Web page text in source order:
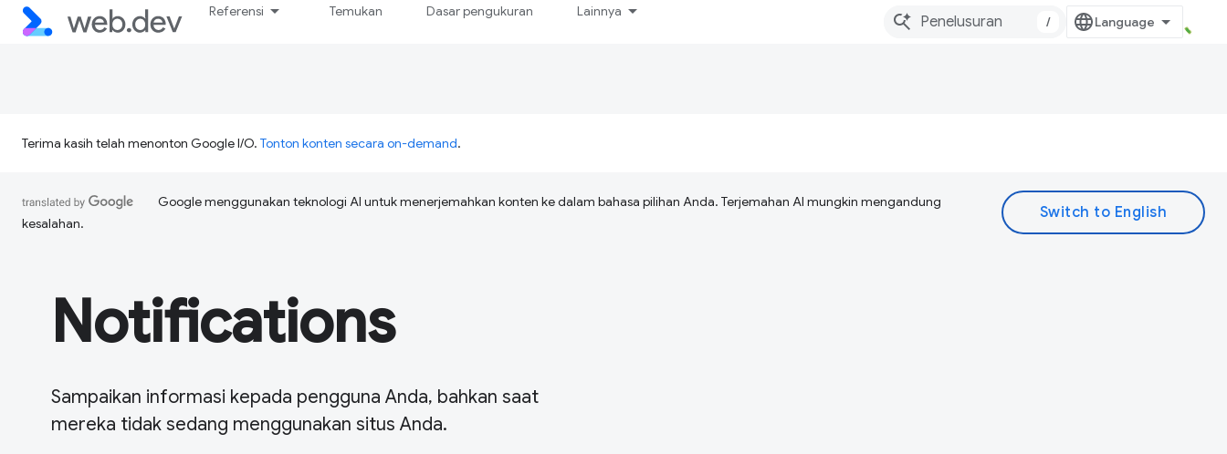
Referensi Temukan Dasar pengukuran Lainnya
/
Terima kasih telah menonton Google I/O. Tonton konten secara on-demand.
Google menggunakan teknologi AI untuk menerjemahkan konten ke dalam bahasa pilihan Anda. Terjemahan AI mungkin mengandung
kesalahan.
Notifications
Sampaikan informasi kepada pengguna Anda, bahkan saat
mereka tidak sedang menggunakan situs Anda.